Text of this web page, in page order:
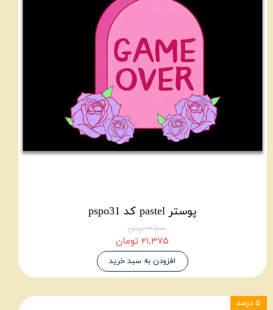
پوستر pastel کد pspo31
۲۲,۵۰۰ تومان
۲۱,۳۷۵ تومان
افزودن به سبد خرید
۵ درصد